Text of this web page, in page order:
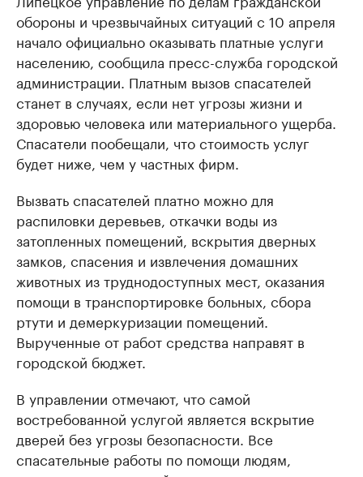
обороны и чрезвычайных ситуаций с 10 апреля
начало официально оказывать платные услуги
населению, сообщила пресс-служба городской
администрации. Платным вызов спасателей
станет в случаях, если нет угрозы жизни и
здоровью человека или материального ущерба.
Спасатели пообещали, что стоимость услуг
будет ниже, чем у частных фирм.
Вызвать спасателей платно можно для
распиловки деревьев, откачки воды из
затопленных помещений, вскрытия дверных
замков, спасения и извлечения домашних
животных из труднодоступных мест, оказания
помощи в транспортировке больных, сбора
ртути и демеркуризации помещений.
Вырученные от работ средства направят в
городской бюджет.
В управлении отмечают, что самой
востребованной услугой является вскрытие
дверей без угрозы безопасности. Все
спасательные работы по помощи людям,